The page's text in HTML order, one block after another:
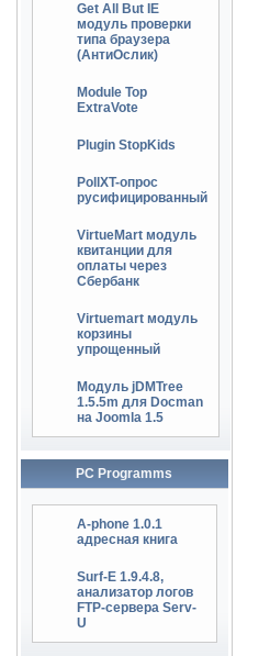
Get All But IE
модуль проверки
типа браузера
(АнтиОслик)
Module Top
ExtraVote
Plugin StopKids
PollXT-опрос
русифицированный
VirtueMart модуль
квитанции для
оплаты через
Сбербанк
Virtuemart модуль
корзины
упрощенный
Модуль jDMTree
1.5.5m для Docman
на Joomla 1.5
PC Programms
A-phone 1.0.1
адресная книга
Surf-E 1.9.4.8,
анализатор логов
FTP-сервера Serv-
U